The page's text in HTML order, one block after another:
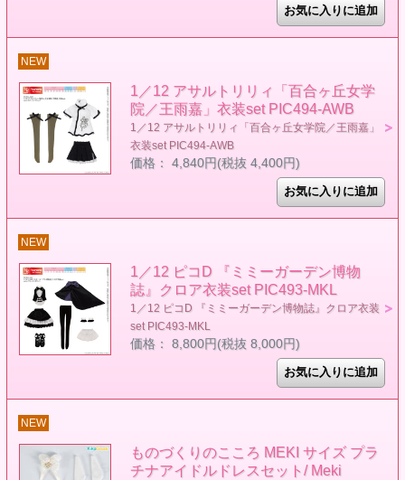
NEW
1／12 アサルトリリィ「百合ヶ丘女学
院／王雨嘉」衣装set PIC494-AWB
1／12 アサルトリリィ「百合ヶ丘女学院／王雨嘉」
衣装set PIC494-AWB
価格： 4,840円(税抜 4,400円)
NEW
1／12 ピコD 『ミミーガーデン博物
誌』クロア衣装set PIC493-MKL
1／12 ピコD 『ミミーガーデン博物誌』クロア衣装
set PIC493-MKL
価格： 8,800円(税抜 8,000円)
NEW
ものづくりのこころ MEKI サイズ プラ
チナアイドルドレスセット/ Meki